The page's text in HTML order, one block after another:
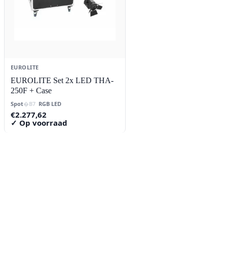
EUROLITE
EUROLITE Set 2x LED THA-
250F + Case
Spot RGB LED
€2.277,62
✓ Op voorraad